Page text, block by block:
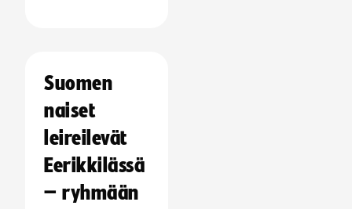
Suomen
naiset
leireilevät
Eerikkilässä
– ryhmään